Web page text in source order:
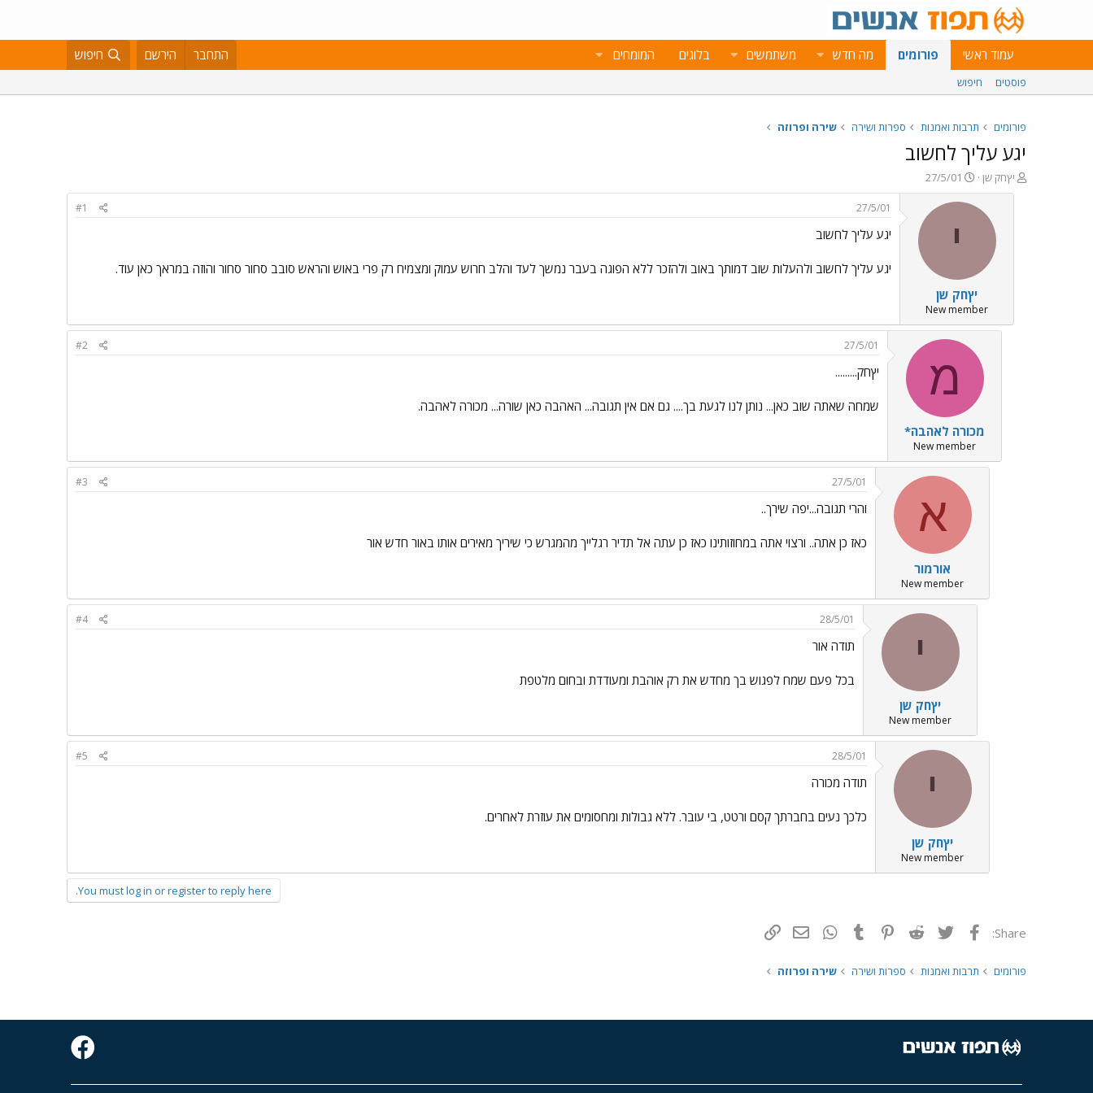
עמוד ראשי פורומים מה חדש משתמשים בלוגים המומחים התחבר הירשם חיפוש
פוסטים חיפוש
פורומים תרבות ואמנות ספרות ושירה שירה ופרוזה
יגע עליך לחשוב
פ
ו
יץחק שן
פ
ו
ר
א
ר
י
ך
27/5/01
י
יץחק שן
New member
27/5/01
#1
יגע עליך לחשוב
יגע עליך לחשוב ולהעלות שוב דמותך באוב ולהזכר ללא הפוגה בעבר נמשך לעד והלב חרוש עמוק ומצמיח רק פרי באוש והראש סובב סחור סחור והוזה במראך כאן עוד.
מ
מכורה לאהבה*
New member
27/5/01
#2
יץחק.........
שמחה שאתה שוב כאן... נותן לנו לגעת בך.... גם אם אין תגובה... האהבה כאן שורה... מכורה לאהבה.
א
אורמור
New member
27/5/01
#3
והרי תגובה...יפה שירך..
כאז כן אתה.. ורצוי אתה במחוזותינו כאז כן עתה אל תדיר רגלייך מהמגרש כי שיריך מאירים אותו באור חדש אור
י
יץחק שן
New member
28/5/01
#4
תודה אור
בכל פעם שמח לפגוש בך מחדש את רק אוהבת ומעודדת ובחום מלטפת
י
יץחק שן
New member
28/5/01
#5
תודה מכורה
כלכך נעים בחברתך קסם ורטט, בי עובר. ללא גבולות ומחסומים את עוזרת לאחרים.
You must log in or register to reply here.
Share: פייסבוק Twitter
Reddit
Pinterest
Tumblr
WhatsAppדואר אלקטרוני
פורומים תרבות ואמנות ספרות ושירה שירה ופרוזה